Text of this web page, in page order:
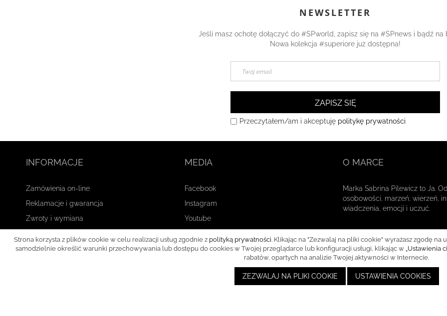
NEWSLETTER
Jeśli masz ochotę dołączyć do #SPworld, zapisz się na #SPnews i bądź na
Nowa kolekcja #superiore już dostępna!
ZAPISZ SIĘ
Przeczytałem/am i akceptuję politykę prywatności
INFORMACJE
Zamówienia on-line
Reklamacje i gwarancja
Zwroty i wymiana
Regulamin sklepu
MEDIA
Facebook
Instagram
Youtube
O MARCE
Marka Sabrina Pilewicz to Ja.
osobowości, marzeń, wierzeń,
wiadczenia, emocji i uczuć.
Strona korzysta z plików cookie w celu realizacji usług zgodnie z polityką prywatności. Klikając na "Zezwalaj na pliki cookie" wyrażasz zgodę
samodzielnie określić warunki przechowywania lub dostępu do cookies w Twojej przeglądarce lub konfiguracji usługi, klikając w „Ustawienia
rabatów, opartych na analizie Twojej aktywności w Internecie.
ZEZWALAJ NA PLIKI COOKIE USTAWIENIA COOKIES